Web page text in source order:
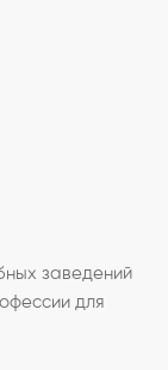
заведений
для